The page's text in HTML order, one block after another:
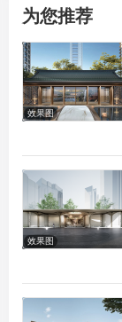
——它在北京五
对比当前北京
槛，海宸元境
在8.5左右）
车。首付最低
要知道，同在
最高达到7.84
海宸元境以海
出来的产品小
比」呢？
为您推荐
效果图
效果图